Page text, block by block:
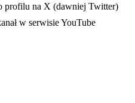
profilu na X (dawniej Twitter)
karcie
w serwisie YouTube